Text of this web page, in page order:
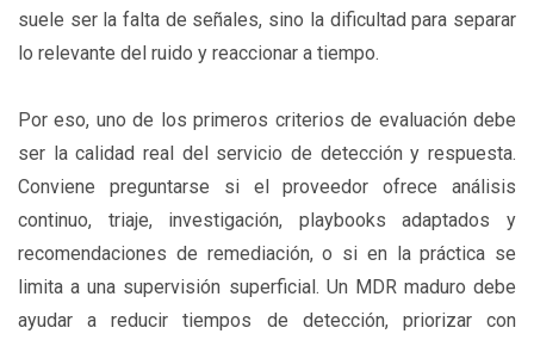
suele ser la falta de señales, sino la dificultad para separar
lo relevante del ruido y reaccionar a tiempo.
Por eso, uno de los primeros criterios de evaluación debe
ser la calidad real del servicio de detección y respuesta.
Conviene preguntarse si el proveedor ofrece análisis
continuo, triaje, investigación, playbooks adaptados y
recomendaciones de remediación, o si en la práctica se
limita a una supervisión superficial. Un MDR maduro debe
ayudar a reducir tiempos de detección, priorizar con